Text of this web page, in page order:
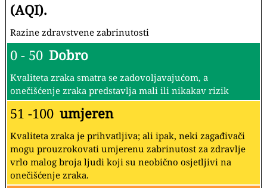
(AQI).
Razine zdravstvene zabrinutosti
0 - 50 Dobro
Kvaliteta zraka smatra se zadovoljavajućom, a
onečišćenje zraka predstavlja mali ili nikakav rizik
51 -100 umjeren
Kvaliteta zraka je prihvatljiva; ali ipak, neki zagađivači
mogu prouzrokovati umjerenu zabrinutost za zdravlje
vrlo malog broja ljudi koji su neobično osjetljivi na
onečišćenje zraka.